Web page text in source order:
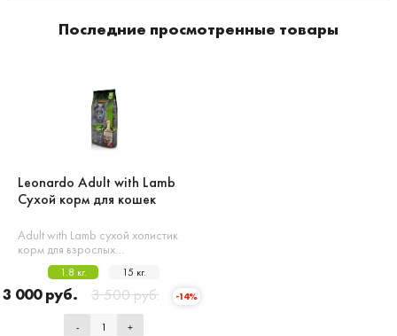
Последние просмотренные товары
Leonardo Adult with Lamb
Сухой корм для кошек
Adult with Lamb сухой холистик
корм для взрослых…
1.8 кг. 15 кг.
3 000 руб. 3 500 руб. -14%
- +